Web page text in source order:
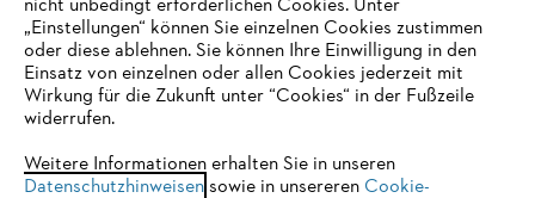
Service
IHR BROWSER WIRD NICHT
UNTERSTÜTZT
eine optimale Nutzung unserer Seite empfehlen wir Ihnen, zu
einem der folgenden Browser zu wechseln:
nicht unbedingt erforderlichen Cookies. Unter
„Einstellungen“ können Sie einzelnen Cookies zustimmen
oder diese ablehnen. Sie können Ihre Einwilligung in den
Einsatz von einzelnen oder allen Cookies jederzeit mit
Wirkung für die Zukunft unter “Cookies“ in der Fußzeile
widerrufen.
Weitere Informationen erhalten Sie in unseren
Datenschutzhinweisensowie in unsereren Cookie-